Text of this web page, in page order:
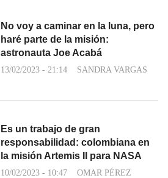
No voy a caminar en la luna, pero
haré parte de la misión:
astronauta Joe Acabá
13/02/2023 - 21:14 SANDRA VARGAS
Es un trabajo de gran
responsabilidad: colombiana en
la misión Artemis II para NASA
10/02/2023 - 10:47 OMAR PÉREZ